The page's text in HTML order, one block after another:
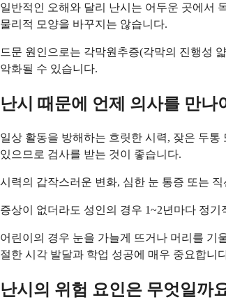
일반적인 오해와 달리 난시는 어두운 곳에서
물리적 모양을 바꾸지는 않습니다.
드문 원인으로는 각막원추증(각막의 진행성
악화될 수 있습니다.
난시 때문에 언제 의사를 만나
일상 활동을 방해하는 흐릿한 시력, 잦은 두
있으므로 검사를 받는 것이 좋습니다.
시력의 갑작스러운 변화, 심한 눈 통증 또는
증상이 없더라도 성인의 경우 1~2년마다 정
어린이의 경우 눈을 가늘게 뜨거나 머리를 기
절한 시각 발달과 학업 성공에 매우 중요합니
난시의 위험 요인은 무엇일까